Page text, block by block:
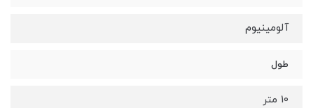
آلومینیوم
طول
10 متر